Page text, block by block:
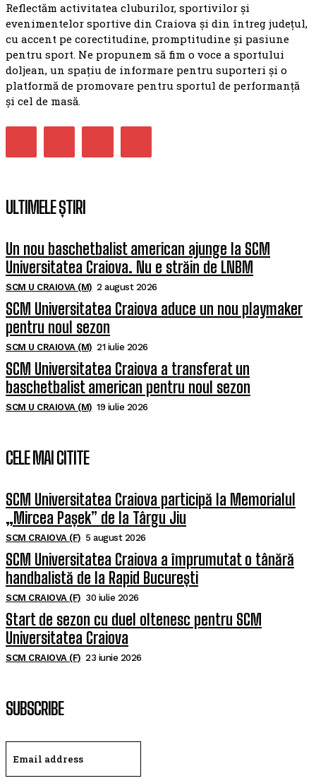
Reflectăm activitatea cluburilor, sportivilor și
evenimentelor sportive din Craiova și din întreg județul,
cu accent pe corectitudine, promptitudine și pasiune
pentru sport. Ne propunem să fim o voce a sportului
doljean, un spațiu de informare pentru suporteri și o
platformă de promovare pentru sportul de performanță
și cel de masă.
ULTIMELE ȘTIRI
Un nou baschetbalist american ajunge la SCM
Universitatea Craiova. Nu e străin de LNBM
SCM U CRAIOVA (M) 2 august 2026
SCM Universitatea Craiova aduce un nou playmaker
pentru noul sezon
SCM U CRAIOVA (M) 21 iulie 2026
SCM Universitatea Craiova a transferat un
baschetbalist american pentru noul sezon
SCM U CRAIOVA (M) 19 iulie 2026
CELE MAI CITITE
SCM Universitatea Craiova participă la Memorialul
„Mircea Pașek” de la Târgu Jiu
SCM CRAIOVA (F) 5 august 2026
SCM Universitatea Craiova a împrumutat o tânără
handbalistă de la Rapid București
SCM CRAIOVA (F) 30 iulie 2026
Start de sezon cu duel oltenesc pentru SCM
Universitatea Craiova
SCM CRAIOVA (F) 23 iunie 2026
SUBSCRIBE